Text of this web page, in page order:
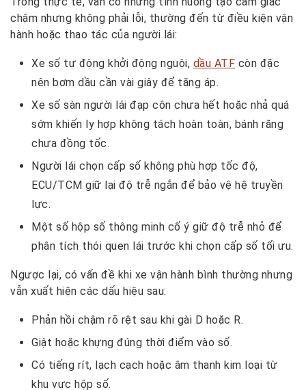
chậm nhưng không phải lỗi, thường đến từ điều kiện vận
hành hoặc thao tác của người lái:
Xe số tự động khởi động nguội, dầu ATF còn đặc
nên bơm dầu cần vài giây để tăng áp.
Xe số sàn người lái đạp côn chưa hết hoặc nhả quá
sớm khiến ly hợp không tách hoàn toàn, bánh răng
chưa đồng tốc.
Người lái chọn cấp số không phù hợp tốc độ,
ECU/TCM giữ lại độ trễ ngắn để bảo vệ hệ truyền
lực.
Một số hộp số thông minh cố ý giữ độ trễ nhỏ để
phân tích thói quen lái trước khi chọn cấp số tối ưu.
Ngược lại, có vấn đề khi xe vận hành bình thường nhưng
vẫn xuất hiện các dấu hiệu sau:
Phản hồi chậm rõ rệt sau khi gài D hoặc R.
Giật hoặc khựng đúng thời điểm vào số.
Có tiếng rít, lạch cạch hoặc âm thanh kim loại từ
khu vực hộp số.